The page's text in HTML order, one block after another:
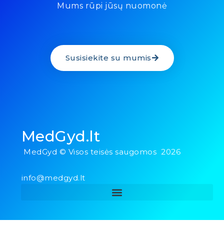
Mums rūpi jūsų nuomonė
Susisiekite su mumis
MedGyd.lt
MedGyd © Visos teisės saugomos 2026
info@medgyd.lt